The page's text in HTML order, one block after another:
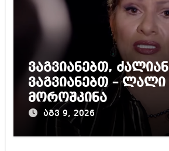
ვაგვიანებთ, ძალიან
ვაგვიანებთ – ლალი
მოროშკინა
აგვ 9, 2026